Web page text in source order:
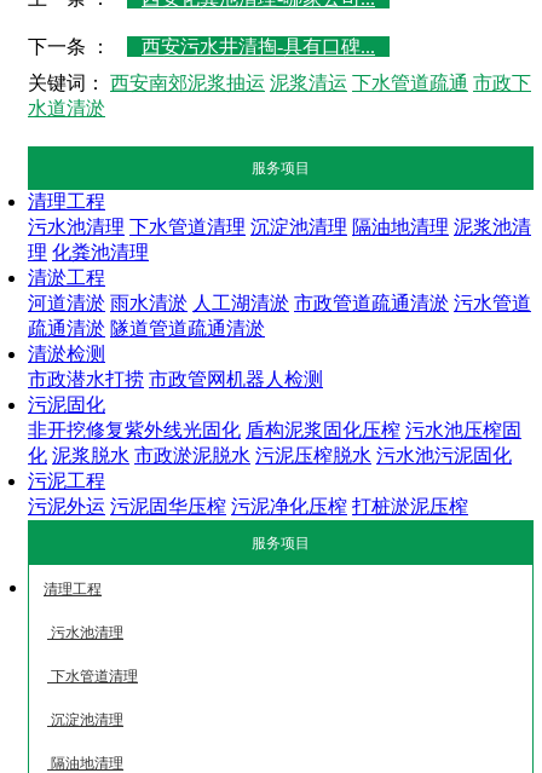
下一条 ：
西安污水井清掏-具有口碑...
关键词： 西安南郊泥浆抽运 泥浆清运 下水管道疏通 市政下
水道清淤
服务项目
清理工程
污水池清理 下水管道清理 沉淀池清理 隔油地清理 泥浆池清
理 化粪池清理
清淤工程
河道清淤 雨水清淤 人工湖清淤 市政管道疏通清淤 污水管道
疏通清淤 隧道管道疏通清淤
清淤检测
市政潜水打捞 市政管网机器人检测
污泥固化
非开挖修复紫外线光固化 盾构泥浆固化压榨 污水池压榨固
化 泥浆脱水 市政淤泥脱水 污泥压榨脱水 污水池污泥固化
污泥工程
污泥外运 污泥固华压榨 污泥净化压榨 打桩淤泥压榨
服务项目
清理工程
污水池清理
下水管道清理
沉淀池清理
隔油地清理